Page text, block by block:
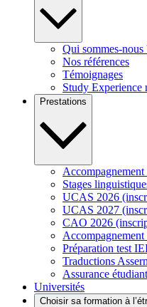
Qui sommes-nous
Nos références
Témoignages
Study Experience
Prestations
Stages
UCAS 2026
UCAS 2027
CAO 2026
Préparation test
Traductions
Assurance
Universités
Choisir sa formation à